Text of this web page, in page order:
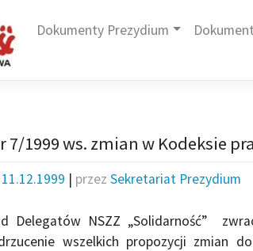
Dokumenty Prezydium
7/1999 ws. zmian w Kodeksie
11.12.1999 | przez Sekretariat Prezydium
Delegatów NSZZ „Solidarność”
wszelkich propozycji zmian